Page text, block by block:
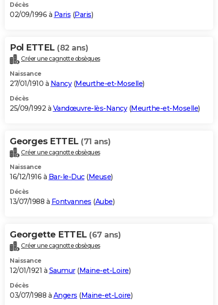
Décès
02/09/1996 à Paris (Paris)
Pol ETTEL (82 ans)
Créer une cagnotte obsèques
Naissance
27/01/1910 à Nancy(Meurthe-et-Moselle)
Décès
25/09/1992 à Vandœuvre-lès-Nancy(Meurthe-et-Moselle)
Georges ETTEL (71 ans)
Créer une cagnotte obsèques
Naissance
16/12/1916 à Bar-le-Duc(Meuse)
Décès
13/07/1988 à Fontvannes (Aube)
Georgette ETTEL (67 ans)
Créer une cagnotte obsèques
Naissance
12/01/1921 à Saumur(Maine-et-Loire)
Décès
03/07/1988 à Angers (Maine-et-Loire)